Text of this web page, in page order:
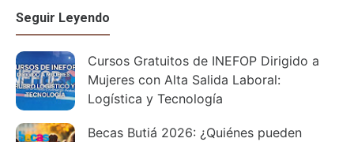
Seguir Leyendo
Cursos Gratuitos de INEFOP Dirigido a
Mujeres con Alta Salida Laboral:
Logística y Tecnología
Becas Butiá 2026: ¿Quiénes pueden